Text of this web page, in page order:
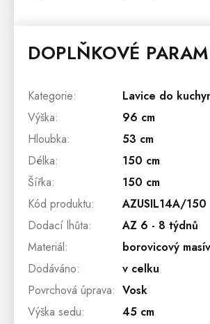
DOPLŇKOVÉ
Kategorie:
Lavice do
Výška:
96 cm
Hloubka:
53 cm
Délka:
150 cm
Šířka:
150 cm
Kód produktu:
AZUSIL14A/150
Dodací lhůta:
AZ 6 - 8 týdnů
Materiál:
borovicový masív
Dodáváno:
v celku
Povrchová úprava: Vosk
Výška sedu: 45 cm